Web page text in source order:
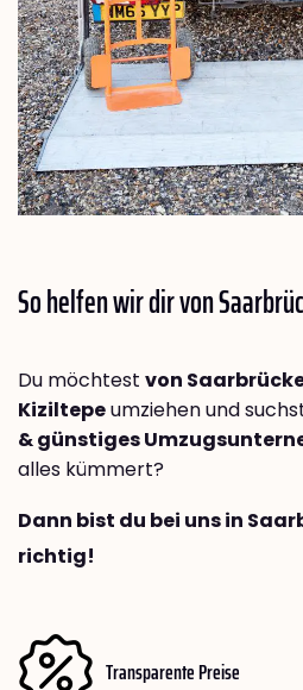
So helfen wir dir von
Du möchtest von
Kiziltepeumziehen und
& günstiges
alles kümmert?
Dann bist du bei uns in
richtig!
Transparente Preise